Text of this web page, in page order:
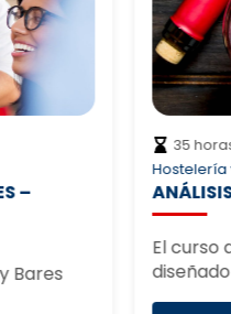
–
Bares
35
Hostelería
El curso